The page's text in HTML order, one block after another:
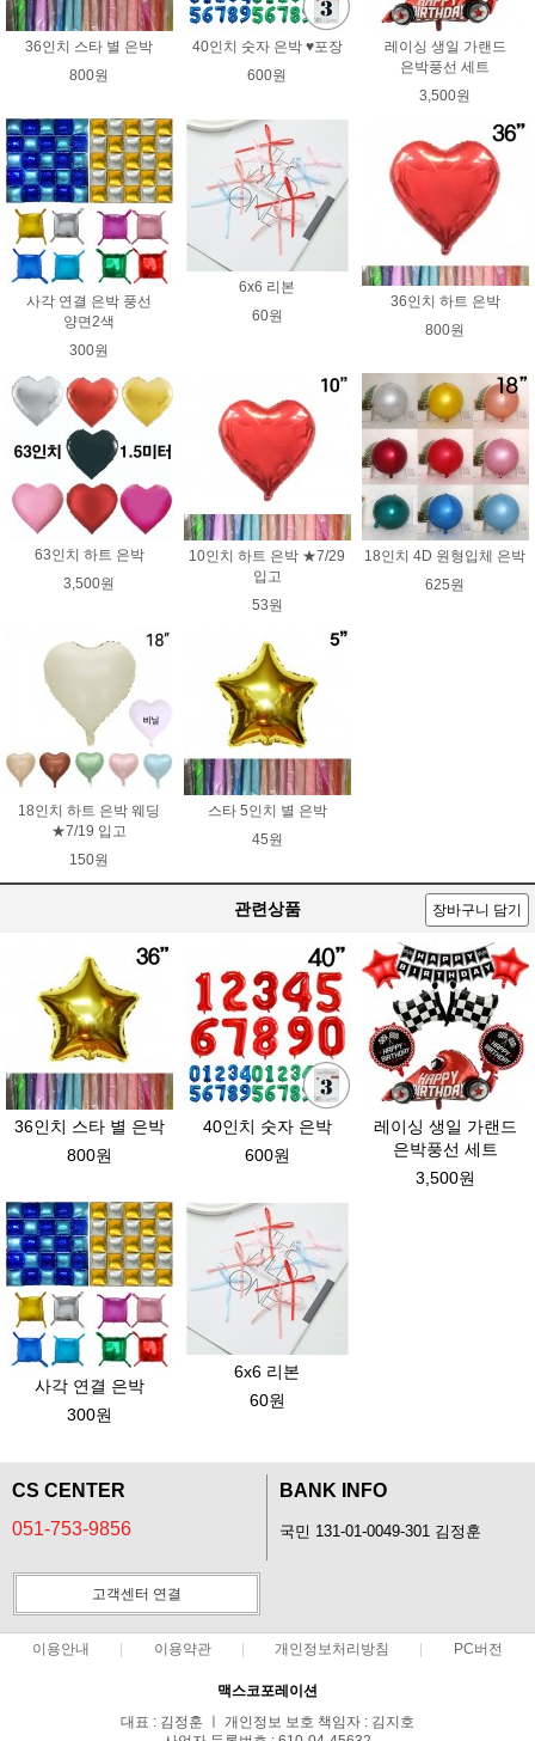
36인치 스타 별 은박
800원
40인치 숫자 은박 ♥포장
600원
레이싱 생일 가랜드
은박풍선 세트
3,500원
사각 연결 은박 풍선
양면2색
300원
6x6 리본
60원
36인치 하트 은박
800원
63인치 하트 은박
3,500원
10인치 하트 은박 ★7/29
입고
53원
18인치 4D 원형입체 은박
625원
18인치 하트 은박 웨딩
★7/19 입고
150원
스타 5인치 별 은박
45원
관련상품 장바구니 담기
36인치 스타 별 은박
800원
40인치 숫자 은박
600원
레이싱 생일 가랜드
은박풍선 세트
3,500원
사각 연결 은박
300원
6x6 리본
60원
CS CENTER
051-753-9856
BANK INFO
국민 131-01-0049-301 김정훈
고객센터 연결
이용안내 이용약관 개인정보처리방침 PC버전
맥스코포레이션
대표 : 김정훈 ㅣ 개인정보 보호 책임자 : 김지호